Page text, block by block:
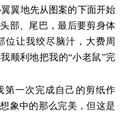
翼地先从图案的下面开始
部、尾巴，最后要剪身体
位让我绞尽脑汁，大费周
顺利地把我的“小老鼠”完
第一次完成自己的剪纸作
象中的那么完美，但这是